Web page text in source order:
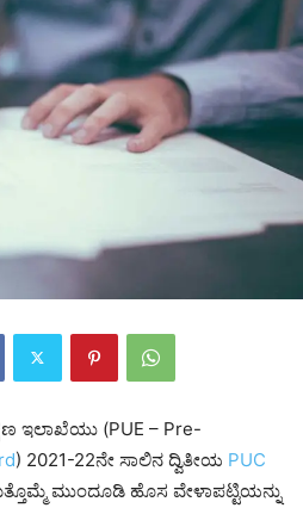
ಇಲಾಖೆಯು (PUE – Pre-
) 2021-22ನೇ ಸಾಲಿನ ದ್ವಿತೀಯ PUC
ಮುಂದೂಡಿ ಹೊಸ ವೇಳಾಪಟ್ಟಿಯನ್ನು